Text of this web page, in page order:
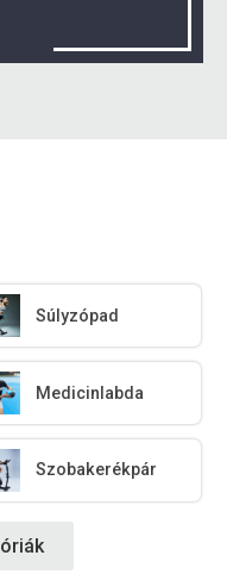
Súlyzópad
Medicinlabda
Szobakerékpár